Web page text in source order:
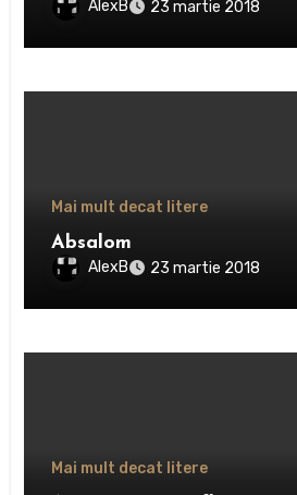
AlexB 23 martie 2018
Mai mult decat litere
Absalom
AlexB 23 martie 2018
Mai mult decat litere